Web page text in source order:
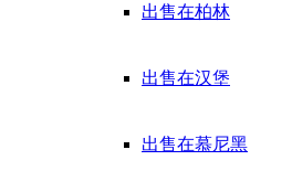
出售在柏林
出售在汉堡
出售在慕尼黑